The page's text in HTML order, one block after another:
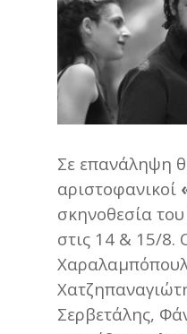
Σε επανάληψη
αριστοφανικοί
σκηνοθεσία
στις 14 & 15/8.
Σερβετάλης,